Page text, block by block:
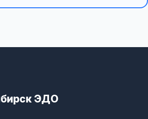
ЭДО